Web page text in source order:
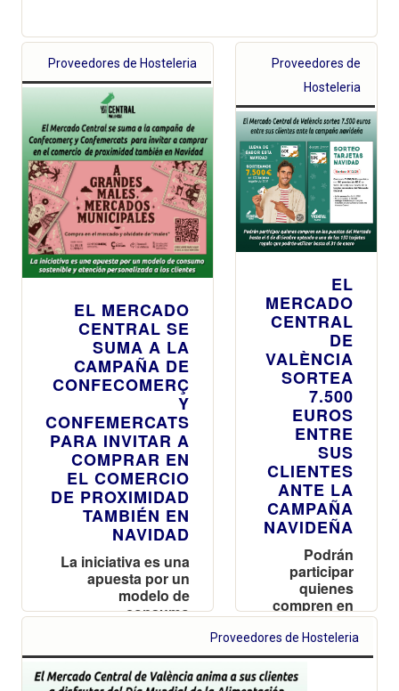
Proveedores de Hosteleria
EL MERCADO
CENTRAL SE
SUMA A LA
CAMPAÑA DE
CONFECOMERÇ
Y
CONFEMERCATS
PARA INVITAR A
COMPRAR EN
EL COMERCIO
DE PROXIMIDAD
TAMBIÉN EN
NAVIDAD
La iniciativa es una
apuesta por un
modelo de
consumo
personalizada a los
clientes
Proveedores de
Hosteleria
EL
MERCADO
CENTRAL
DE
VALÈNCIA
SORTEA
7.500
EUROS
ENTRE
SUS
CLIENTES
ANTE LA
CAMPAÑA
NAVIDEÑA
Podrán
participar
quienes
compren en
los puestos
del Mercado
hasta el 6 de
diciembre
Proveedores de Hosteleria